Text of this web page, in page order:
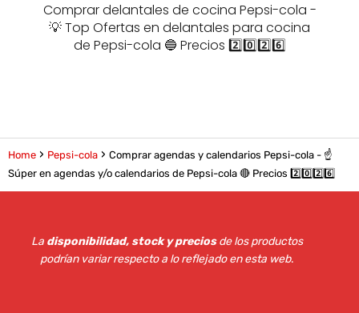
Comprar delantales de cocina Pepsi-cola -
💡 Top Ofertas en delantales para cocina
de Pepsi-cola 🔵 Precios 2️⃣0️⃣2️⃣6️⃣
Home Pepsi-cola
Comprar agendas y calendarios Pepsi-cola - ☝️
Súper en agendas y/o calendarios de Pepsi-cola 🔴 Precios 2️⃣0️⃣2️⃣6️⃣
La disponibilidad, stock y preciosde los productos
podrían variar respecto a lo reflejado en esta web.